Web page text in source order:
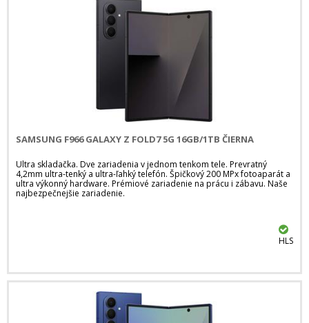
SAMSUNG F966 GALAXY Z FOLD7 5G 16GB/1TB ČIERNA
Ultra skladačka. Dve zariadenia v jednom tenkom tele. Prevratný
4,2mm ultra-tenký a ultra-ľahký telefón. Špičkový 200 MPx fotoaparát a
ultra výkonný hardware. Prémiové zariadenie na prácu i zábavu. Naše
najbezpečnejšie zariadenie.
HLS